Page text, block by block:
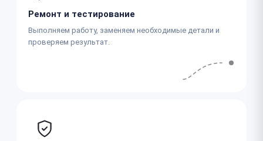
Ремонт и тестирование
Выполняем работу, заменяем необходимые детали и
проверяем результат.